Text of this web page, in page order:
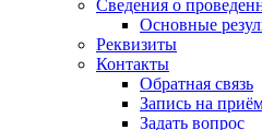
Сведения о
Основные
Реквизиты
Контакты
Обратная связь
Запись на
Задать вопрос